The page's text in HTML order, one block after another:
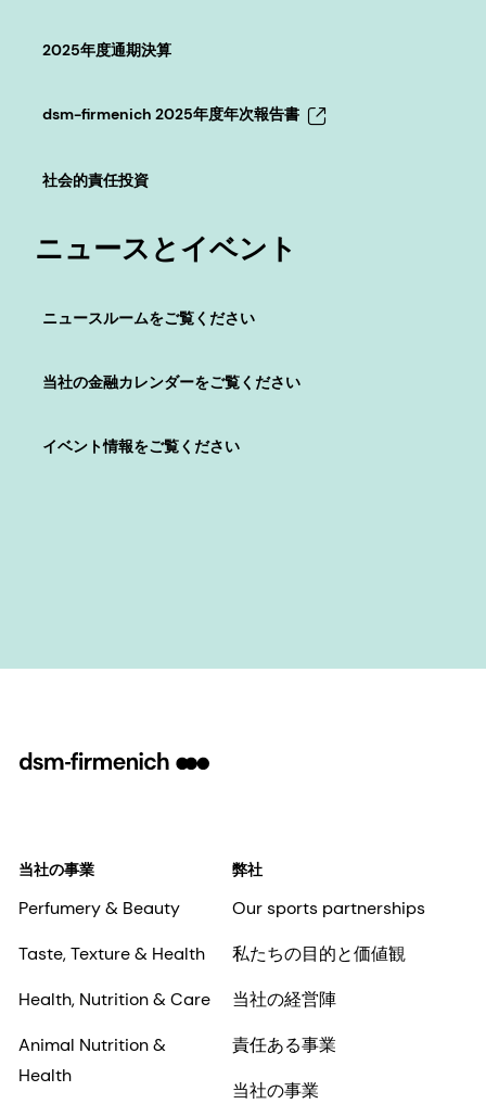
2025年度通期決算
dsm-firmenich 2025年度年次報告書
社会的責任投資
ニュースとイベント
ニュースルームをご覧ください
当社の金融カレンダーをご覧ください
イベント情報をご覧ください
当社の事業
Perfumery & Beauty
Taste, Texture & Health
Health, Nutrition & Care
Animal Nutrition &
Health
弊社
Our sports partnerships
私たちの目的と価値観
当社の経営陣
責任ある事業
当社の事業